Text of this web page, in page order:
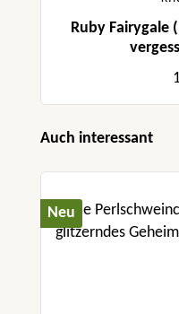
Ruby Fairygale
Produktgalerie
Auch interessant
Neu